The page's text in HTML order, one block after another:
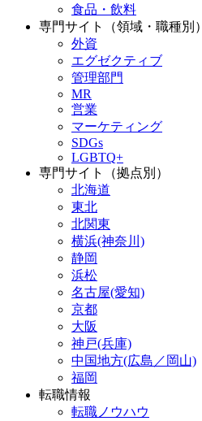
食品・飲料
専門サイト（領域・職種別）
外資
エグゼクティブ
管理部門
MR
営業
マーケティング
SDGs
LGBTQ+
専門サイト（拠点別）
北海道
東北
北関東
横浜(神奈川)
静岡
浜松
名古屋(愛知)
京都
大阪
神戸(兵庫)
中国地方(広島／岡山)
福岡
転職情報
転職ノウハウ